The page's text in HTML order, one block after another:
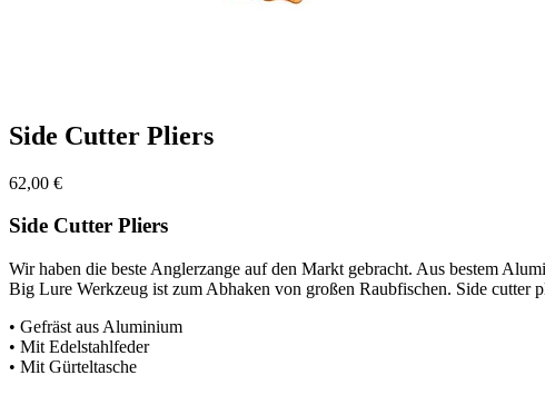
Side Cutter Pliers
62,00 €
Side Cutter Pliers
Wir haben die beste Anglerzange auf den Markt gebracht. Aus bestem
Big Lure Werkzeug ist zum Abhaken von großen Raubfischen. Side cutter
• Gefräst aus Aluminium
• Mit Edelstahlfeder
• Mit Gürteltasche